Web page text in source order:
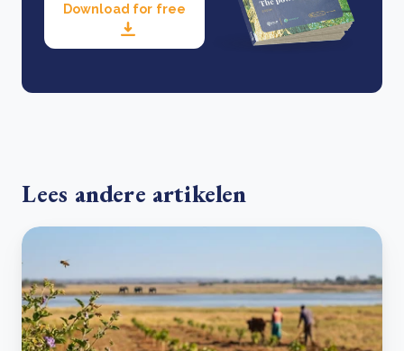
Download for free
Lees andere artikelen